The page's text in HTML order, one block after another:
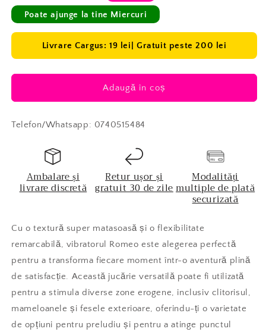
obișnuit redus
Poate ajunge la tine Miercuri
Livrare Cargus: 19 lei| Gratuit peste 200 lei
Adaugă în coș
Telefon/Whatsapp: 0740515484
Ambalare și
livrare discretă
Retur ușor și
gratuit 30 de zile
Modalități
multiple de plată
securizată
Cu o textură super matasoasă și o flexibilitate
remarcabilă, vibratorul Romeo este alegerea perfectă
pentru a transforma fiecare moment într-o aventură plină
de satisfacție. Această jucărie versatilă poate fi utilizată
pentru a stimula diverse zone erogene, inclusiv clitorisul,
mameloanele și fesele exterioare, oferindu-ți o varietate
de opțiuni pentru preludiu și pentru a atinge punctul